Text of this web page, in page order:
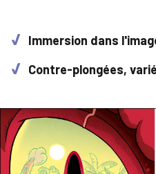
Immersion dans
Contre-plongées,